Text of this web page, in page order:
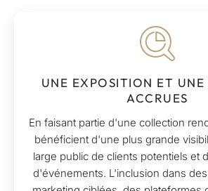
UNE EXPOSITION ET
ACCRUES
En faisant partie d'une collection
bénéficient d'une plus grande
large public de clients potentiels et
d'événements. L'inclusion dans